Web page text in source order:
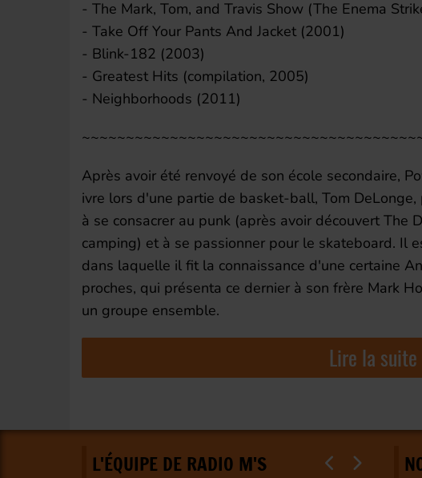
- The Mark, Tom, and Travis Show (The Enema
- Take Off Your Pants And Jacket (2001)
- Blink-182 (2003)
- Greatest Hits (compilation, 2005)
- Neighborhoods (2011)
Après avoir été renvoyé de son école secondaire,
ivre lors d'une partie de basket-ball, Tom
à se consacrer au punk (après avoir découvert The
camping) et à se passionner pour le skateboard. Il
dans laquelle il fit la connaissance d'une certaine
proches, qui présenta ce dernier à son frère Mark
un groupe ensemble.
Lire la suite
L'ÉQUIPE DE RADIO M'S